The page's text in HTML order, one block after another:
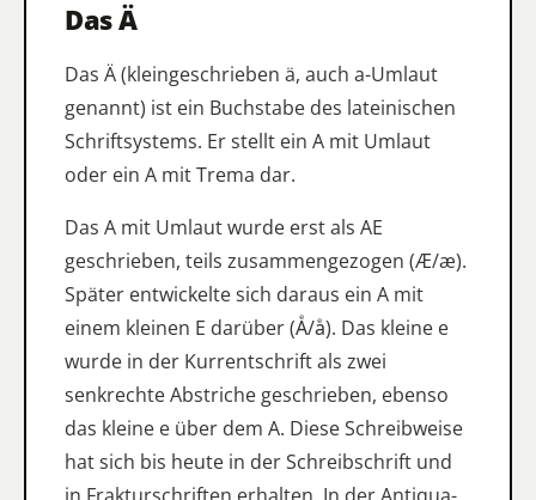
Das Ä
Das Ä (kleingeschrieben ä, auch a-Umlaut
genannt) ist ein Buchstabe des lateinischen
Schriftsystems. Er stellt ein A mit Umlaut
oder ein A mit Trema dar.
Das A mit Umlaut wurde erst als AE
geschrieben, teils zusammengezogen (Æ/æ).
Später entwickelte sich daraus ein A mit
einem kleinen E darüber (Aͤ/aͤ). Das kleine e
wurde in der Kurrentschrift als zwei
senkrechte Abstriche geschrieben, ebenso
das kleine e über dem A. Diese Schreibweise
hat sich bis heute in der Schreibschrift und